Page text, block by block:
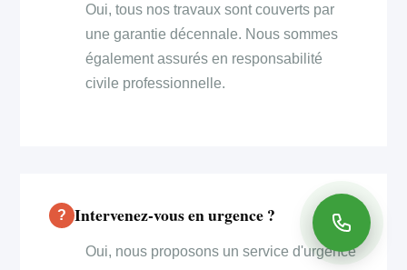
Oui, tous nos travaux sont couverts par
une garantie décennale. Nous sommes
également assurés en responsabilité
civile professionnelle.
Intervenez-vous en urgence ?
Oui, nous proposons un service d'urgence